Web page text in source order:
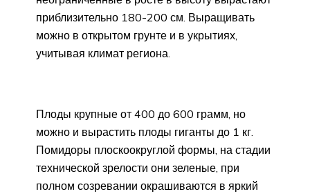
приблизительно 180-200 см. Выращивать
можно в открытом грунте и в укрытиях,
учитывая климат региона.
Плоды крупные от 400 до 600 грамм, но
можно и вырастить плоды гиганты до 1 кг.
Помидоры плоскоокруглой формы, на стадии
технической зрелости они зеленые, при
полном созревании окрашиваются в яркий